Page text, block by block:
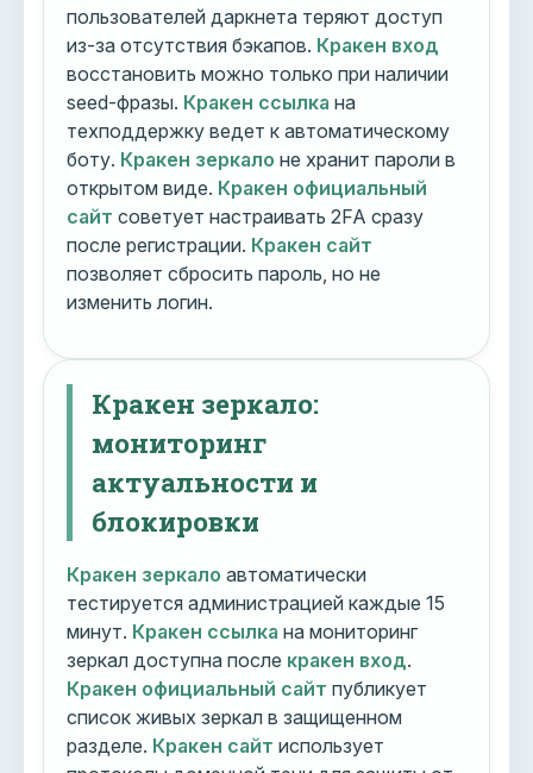
пользователей даркнета теряют доступ
из-за отсутствия бэкапов. Кракен вход
восстановить можно только при наличии
seed-фразы. Кракен ссылка на
техподдержку ведет к автоматическому
боту. Кракен зеркало не хранит пароли в
открытом виде. Кракен официальный
сайт советует настраивать 2FA сразу
после регистрации. Кракен сайт
позволяет сбросить пароль, но не
изменить логин.
Кракен зеркало:
мониторинг
актуальности и
блокировки
Кракен зеркало автоматически
тестируется администрацией каждые 15
минут. Кракен ссылка на мониторинг
зеркал доступна после кракен вход.
Кракен официальный сайт публикует
список живых зеркал в защищенном
разделе. Кракен сайт использует